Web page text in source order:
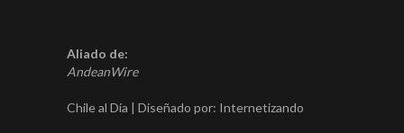
Aliado de:
AndeanWire
Chile al Día | Diseñado por: Internetizando